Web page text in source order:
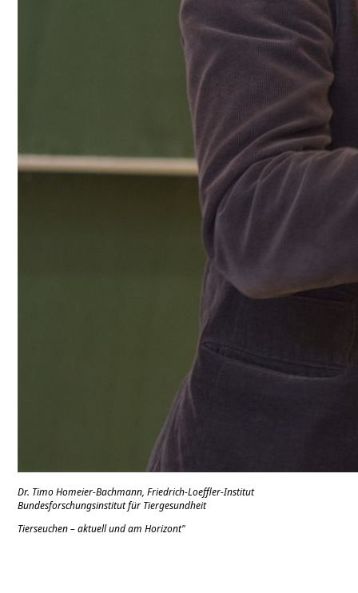
Dr. Timo Homeier-Bachmann, Friedrich-Loeffler-Institut
Bundesforschungsinstitut für Tiergesundheit
Tierseuchen – aktuell und am Horizont"